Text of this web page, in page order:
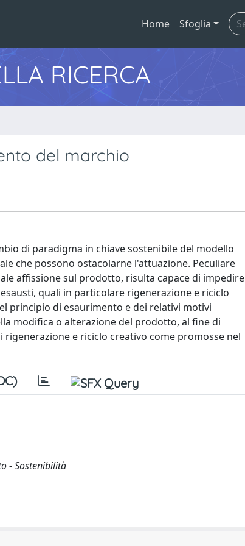
Home Sfoglia
RICERCA
del marchio
di paradigma in chiave sostenibile del modello
che possono ostacolarne l'attuazione. Peculiare
affissione sul prodotto, risulta capace di impedire
quali in particolare rigenerazione e riciclo
principio di esaurimento e dei relativi motivi
modifica o alterazione del prodotto, al fine di
e riciclo creativo come promosse nel
- Sostenibilità